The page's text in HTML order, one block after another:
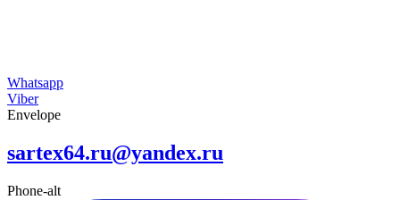
Whatsapp
Viber
Envelope
sartex64.ru@yandex.ru
Phone-alt